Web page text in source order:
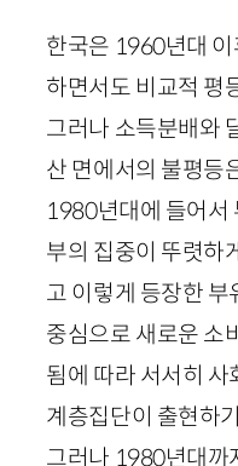
한국은 1960년대
하면서도 비교적 평
그러나 소득분배와
산 면에서의 불평등
1980년대에 들어서
부의 집중이 뚜렷하
고 이렇게 등장한
중심으로 새로운 소
됨에 따라 서서히
계층집단이 출현하
그러나 1980년대까